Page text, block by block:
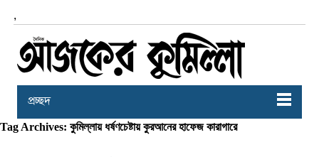
,
প্রচ্ছদ
Tag Archives: কুমিল্লায় ধর্ষণচেষ্টায় কুরআনের হাফেজ কারাগারে